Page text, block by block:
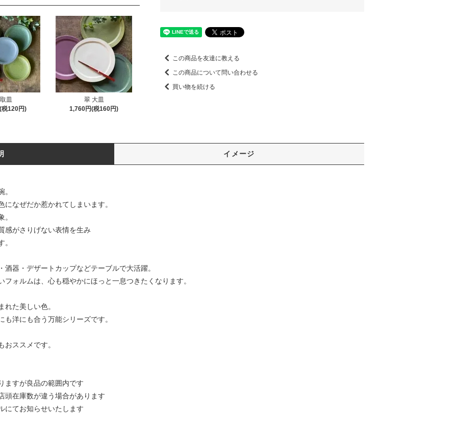
皿
税120円)
翠 大皿
1,760円(税160円)
この商品を友達に教える
この商品について問い合わせる
買い物を続ける
イメージ
なぜだか惹かれてしまいます。
感がさりげない表情を生み
器・デザートカップなどテーブルで大活躍。
ォルムは、心も穏やかにほっと一息つきたくなります。
た美しい色。
洋にも合う万能シリーズです。
ススメです。
ますが良品の範囲内です
在庫数が違う場合があります
てお知らせいたします